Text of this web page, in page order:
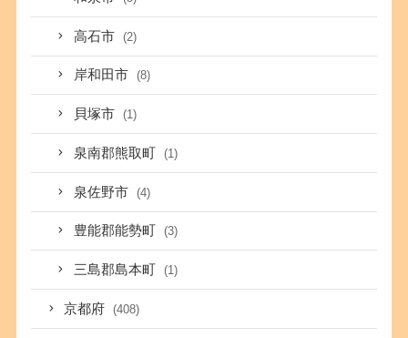
高石市 (2)
岸和田市 (8)
貝塚市 (1)
泉南郡熊取町 (1)
泉佐野市 (4)
豊能郡能勢町 (3)
三島郡島本町 (1)
京都府 (408)